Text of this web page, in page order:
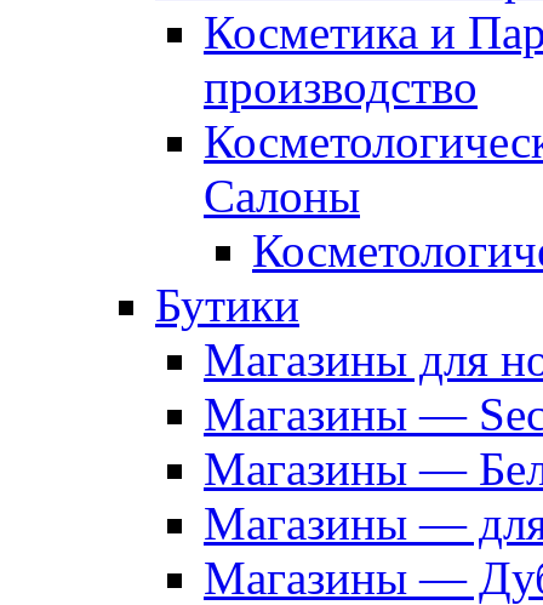
Косметика и
производство
Салоны
Бутики
Магазины для
Магазины —
Магазины —
Магазины —
Магазины —